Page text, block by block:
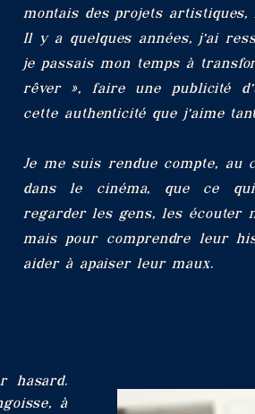
montais des projets
Il y a quelques années, j’ai
je passais mon temps à
rêver », faire une publicité
cette authenticité que j’aime
Je me suis rendue compte, au
dans le cinéma, que ce qui
regarder les gens, les écouter
mais pour comprendre leur
aider à apaiser leur maux.
hasard.
à